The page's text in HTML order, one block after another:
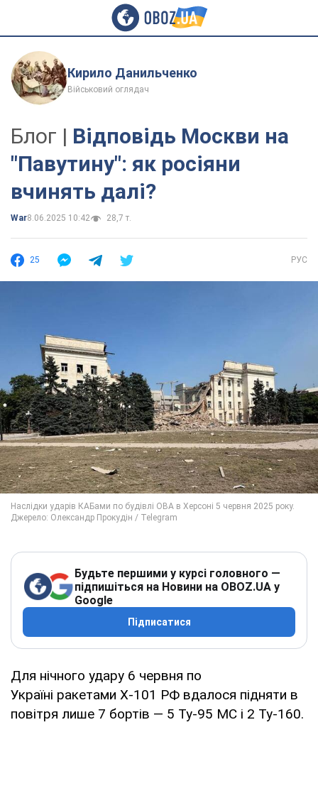
Кирило Данильченко
Військовий оглядач
Блог | Відповідь Москви на
"Павутину": як росіяни
вчинять далі?
War8.06.2025 10:42 28,7 т.
25 РУС
Будьте першими у курсі головного —
підпишіться на Новини на OBOZ.UA у
Google
Підписатися
Для нічного удару 6 червня по
Україні ракетами Х-101 РФ вдалося підняти в
повітря лише 7 бортів — 5 Ту-95 МС і 2 Ту-160.